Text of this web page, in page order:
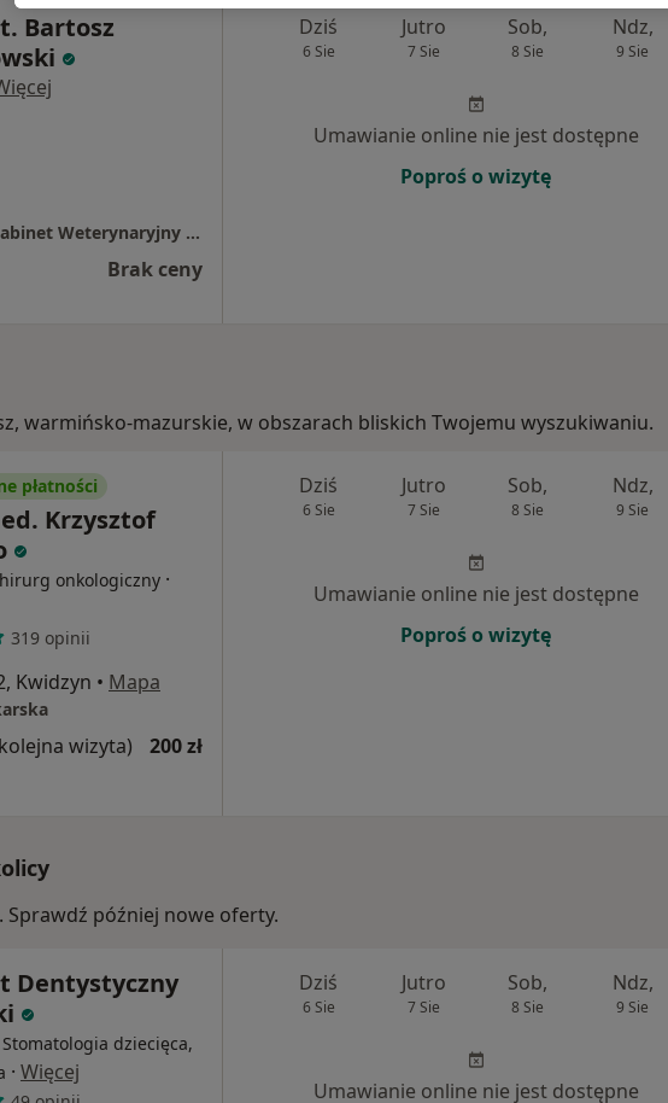
Bartosz
Centrum Zdrowia Zwierząt Gabinet Weterynaryjny Bartosz Drozdowski
Brak ceny
Dziś
6 Sie
Jutro
7 Sie
Sob,
8 Sie
Ndz,
9 Sie
Umawianie online nie jest dostępne
Poproś o wizytę
warmińsko-mazurskie, w obszarach bliskich Twojemu wyszukiwaniu.
płatności
Krzysztof
onkologiczny ·
319 opinii
Kwidzyn • Mapa
wizyta) 200 zł
Dziś
6 Sie
Jutro
7 Sie
Sob,
8 Sie
Ndz,
9 Sie
Umawianie online nie jest dostępne
Poproś o wizytę
Sprawdź później nowe oferty.
Dentystyczny
dziecięca,
· Więcej
Dziś
6 Sie
Jutro
7 Sie
Sob,
8 Sie
Ndz,
9 Sie
Umawianie online nie jest dostępne